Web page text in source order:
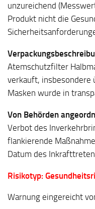
unzureichend
Produkt nicht die
Atemschutzfilter
verkauft, insbesondere
Masken wurde in
Von Behörden
Verbot des
flankierende
Datum des
Risikotyp:
Warnung eingereicht